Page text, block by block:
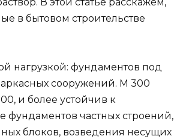
в бытовом строительстве
нагрузкой: фундаментов под
сооружений. М 300
и более устойчив к
фундаментов частных строений,
блоков, возведения несущих